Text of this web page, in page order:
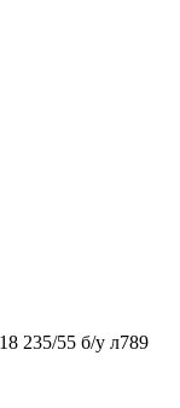
235/55 б/у л789